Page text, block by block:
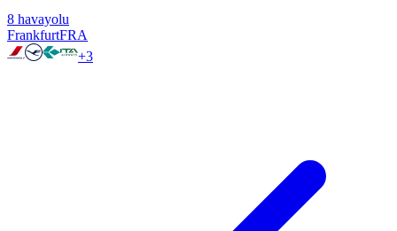
8 havayolu
FrankfurtFRA
+3